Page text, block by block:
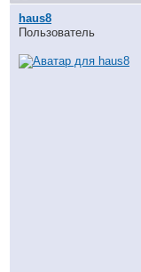
haus8
Пользователь